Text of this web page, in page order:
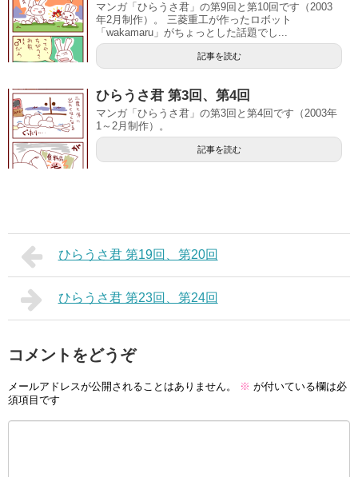
マンガ「ひらうさ君」の第9回と第10回です（2003
年2月制作）。 三菱重工が作ったロボット
「wakamaru」がちょっとした話題でし...
記事を読む
ひらうさ君 第3回、第4回
マンガ「ひらうさ君」の第3回と第4回です（2003年
1～2月制作）。
記事を読む
ひらうさ君 第19回、第20回
ひらうさ君 第23回、第24回
コメントをどうぞ
メールアドレスが公開されることはありません。 ※ が付いている欄は必
須項目です